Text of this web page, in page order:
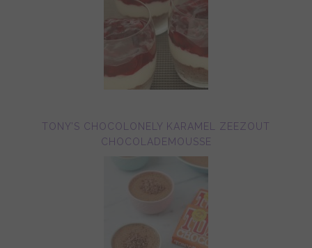
TONY’S CHOCOLONELY KARAMEL ZEEZOUT
CHOCOLADEMOUSSE